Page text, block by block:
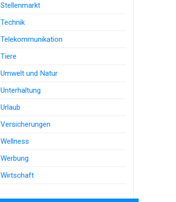
Stellenmarkt
Technik
Telekommunikation
Tiere
Umwelt und Natur
Unterhaltung
Urlaub
Versicherungen
Wellness
Werbung
Wirtschaft